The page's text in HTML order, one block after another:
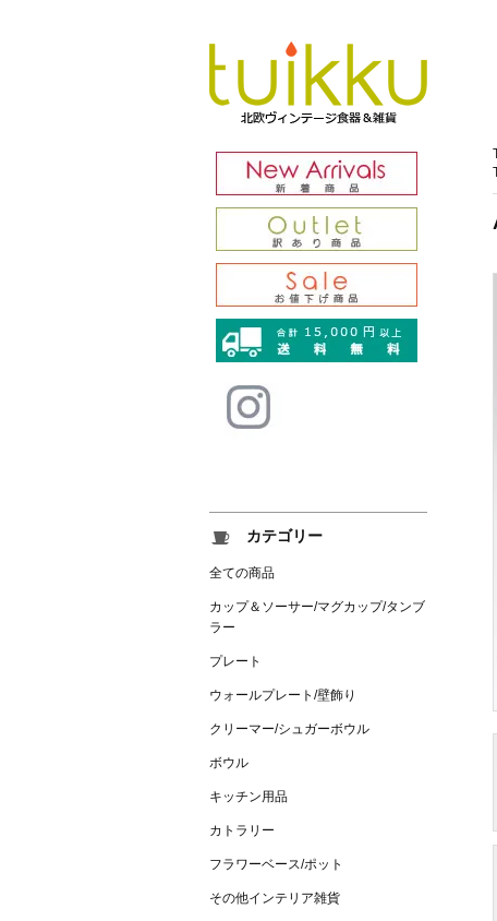
カテゴリー
全ての商品
カップ＆ソーサー/マグカップ/タンブ
ラー
プレート
ウォールプレート/壁飾り
クリーマー/シュガーボウル
ボウル
キッチン用品
カトラリー
フラワーベース/ポット
その他インテリア雑貨